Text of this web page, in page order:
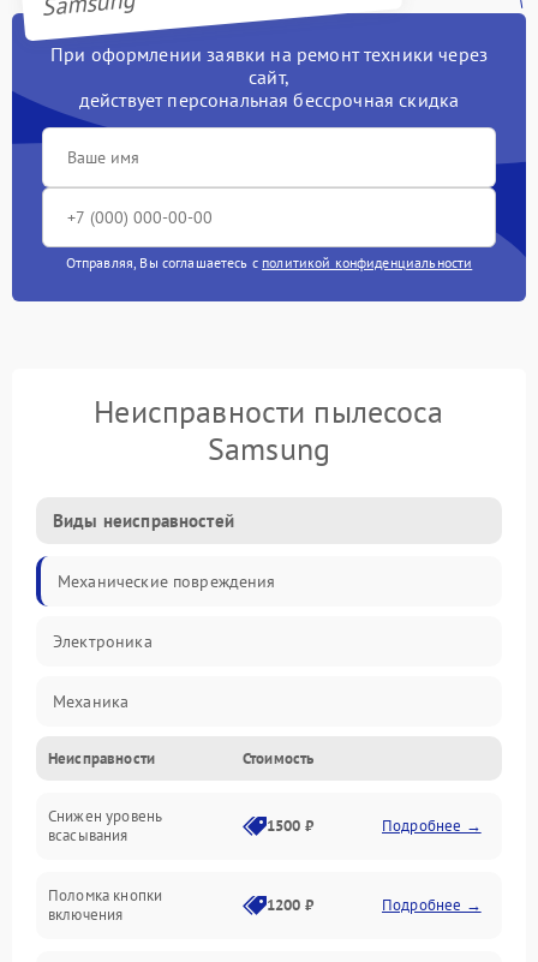
При оформлении заявки на ремонт техники через
сайт,
действует персональная бессрочная скидка
Отправляя, Вы соглашаетесь с политикой конфиденциальности
Неисправности пылесоса
Samsung
Виды неисправностей
Механические повреждения
Электроника
Механика
Электропитание
Всасывание
Неисправности Стоимость
Снижен уровень
всасывания
1500 ₽ Подробнее →
Поломка кнопки
включения
1200 ₽ Подробнее →